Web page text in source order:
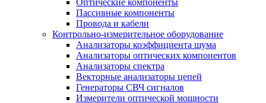
Оптические компоненты
Пассивные компоненты
Провода и кабели
Контрольно-измерительное оборудование
Анализаторы коэффициента шума
Анализаторы оптических компонентов
Анализаторы спектра
Векторные анализаторы цепей
Генераторы СВЧ сигналов
Измерители оптической мощности